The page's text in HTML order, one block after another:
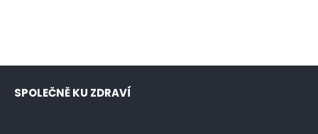
SPOLEČNĚ KU ZDRAVÍ